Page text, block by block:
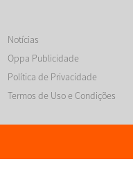
Notícias
Oppa Publicidade
Política de Privacidade
Termos de Uso e Condições